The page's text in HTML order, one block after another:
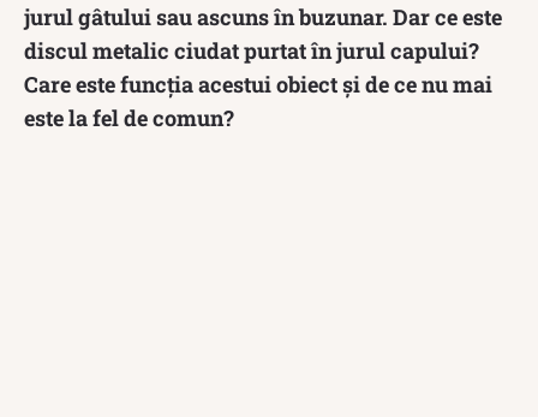
jurul gâtului sau ascuns în buzunar. Dar ce este
discul metalic ciudat purtat în jurul capului?
Care este funcția acestui obiect și de ce nu mai
este la fel de comun?